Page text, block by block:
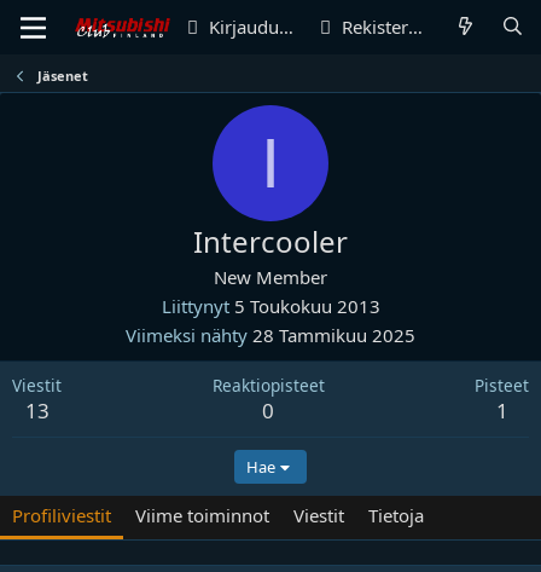
Kirjaudu sisään Rekisteröidy
Jäsenet
I
Intercooler
New Member
Liittynyt 5 Toukokuu 2013
Viimeksi nähty 28 Tammikuu 2025
Viestit
13
Reaktiopisteet
0
Pisteet
1
Hae
Profiliviestit Viime toiminnot Viestit Tietoja